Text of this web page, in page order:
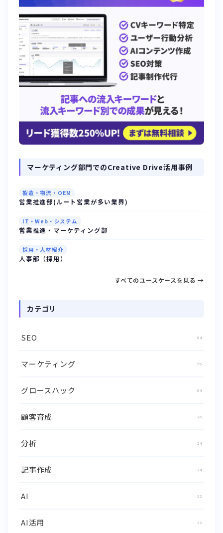
マーケティング部門でのCreative Drive活用事例
製造・物流・OEM
営業推進部(ルート営業が多い業界)
IT・Web・システム
営業推進・マーケティング部
採用・人材紹介
人事部（採用）
すべてのユースケースを見る →
カテゴリ
SEO 84
マーケティング 76
グロースハック 64
顧客育成 26
分析 24
記事作成 24
AI 22
AI活用 22